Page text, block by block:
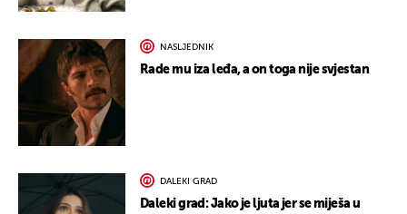
NASLJEDNIK
Rade mu iza leđa, a on toga nije svjestan
DALEKI GRAD
Daleki grad: Jako je ljuta jer se miješa u